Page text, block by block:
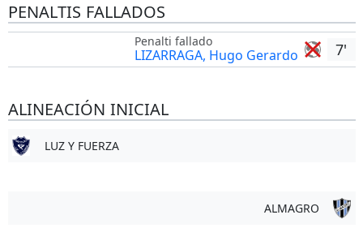
PENALTIS FALLADOS
7'
Penalti fallado
LIZARRAGA, Hugo Gerardo
ALINEACIÓN INICIAL
LUZ Y FUERZA
ALMAGRO